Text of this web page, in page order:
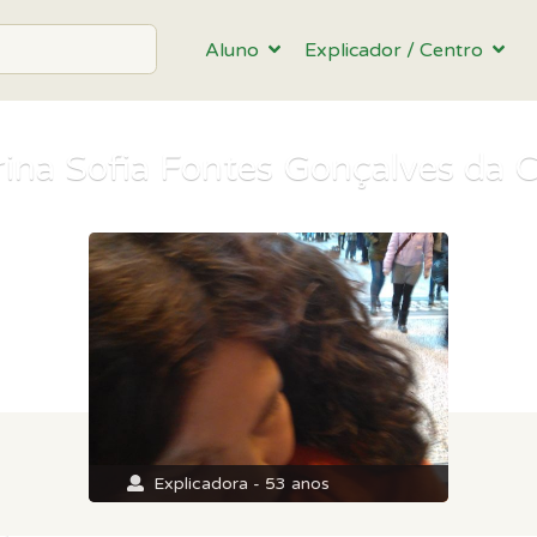
Aluno Explicador / Centro
Sofia Fontes Gonçalves da
Explicadora - 53 anos